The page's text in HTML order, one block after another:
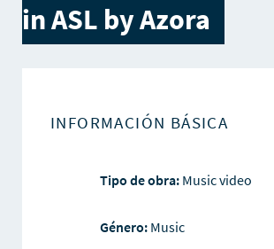
in ASL by Azora
INFORMACIÓN BÁSICA
Tipo de obra:Music video
Género:Music